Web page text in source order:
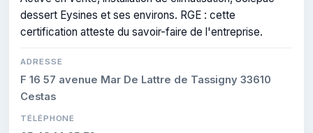
dessert Eysines et ses environs. RGE : cette
certification atteste du savoir-faire de l'entreprise.
ADRESSE
F 16 57 avenue Mar De Lattre de Tassigny 33610
Cestas
TÉLÉPHONE